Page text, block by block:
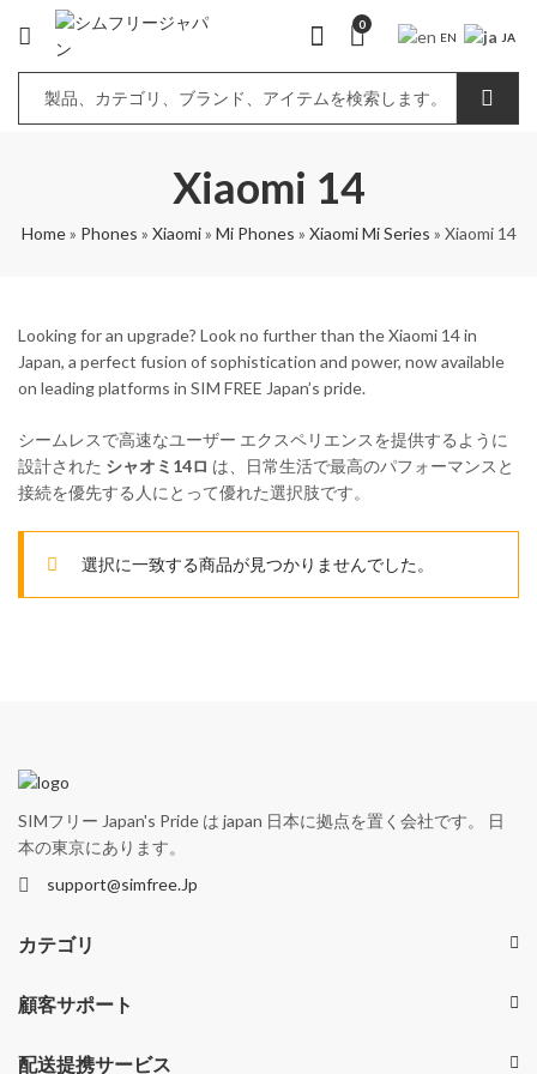
0
EN
JA
Xiaomi 14
Home» Phones » Xiaomi» Mi Phones » Xiaomi Mi Series » Xiaomi 14
Looking for an upgrade? Look no further than the Xiaomi 14 in
Japan, a perfect fusion of sophistication and power, now available
on leading platforms in SIM FREE Japan’s pride.
シームレスで高速なユーザー エクスペリエンスを提供するように
設計された シャオミ14ロ は、日常生活で最高のパフォーマンスと
接続を優先する人にとって優れた選択肢です。
選択に一致する商品が見つかりませんでした。
SIMフリー Japan's Pride は japan 日本に拠点を置く会社です。 日
本の東京にあります。
support@simfree.Jp
カテゴリ
顧客サポート
配送提携サービス